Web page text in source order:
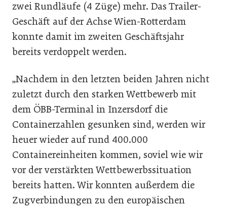
zwei Rundläufe (4 Züge) mehr. Das Trailer-
Geschäft auf der Achse Wien-Rotterdam
konnte damit im zweiten Geschäftsjahr
bereits verdoppelt werden.
„Nachdem in den letzten beiden Jahren nicht
zuletzt durch den starken Wettbewerb mit
dem ÖBB-Terminal in Inzersdorf die
Containerzahlen gesunken sind, werden wir
heuer wieder auf rund 400.000
Containereinheiten kommen, soviel wie wir
vor der verstärkten Wettbewerbssituation
bereits hatten. Wir konnten außerdem die
Zugverbindungen zu den europäischen